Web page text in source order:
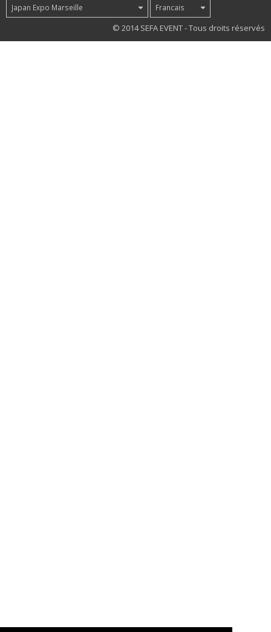
Japan Expo Marseille Francais
© 2014 SEFA EVENT - Tous droits réservés